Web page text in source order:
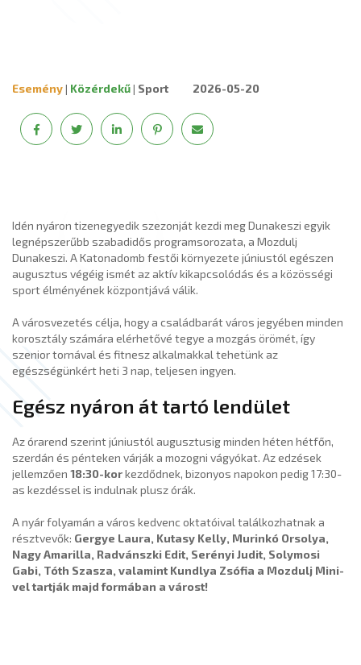
Esemény| Közérdekű| Sport 2026-05-20
Idén nyáron tizenegyedik szezonját kezdi meg Dunakeszi egyik
legnépszerűbb szabadidős programsorozata, a Mozdulj
Dunakeszi. A Katonadomb festői környezete júniustól egészen
augusztus végéig ismét az aktív kikapcsolódás és a közösségi
sport élményének központjává válik.
A városvezetés célja, hogy a családbarát város jegyében minden
korosztály számára elérhetővé tegye a mozgás örömét, így
szenior tornával és fitnesz alkalmakkal tehetünk az
egészségünkért heti 3 nap, teljesen ingyen.
Egész nyáron át tartó lendület
Az órarend szerint júniustól augusztusig minden héten hétfőn,
szerdán és pénteken várják a mozogni vágyókat. Az edzések
jellemzően 18:30-korkezdődnek, bizonyos napokon pedig 17:30-
as kezdéssel is indulnak plusz órák.
A nyár folyamán a város kedvenc oktatóival találkozhatnak a
résztvevők: Gergye Laura, Kutasy Kelly, Murinkó Orsolya,
Nagy Amarilla, Radvánszki Edit, Serényi Judit, Solymosi
Gabi, Tóth Szasza, valamint Kundlya Zsófia a Mozdulj Mini-
vel tartják majd formában a várost!